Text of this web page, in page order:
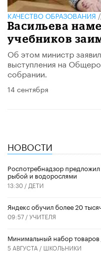
КАЧЕСТВО ОБРАЗОВАНИЯ
Васильева
учебников
Об этом министр
выступления на
собрании.
14 сентября
НОВОСТИ
Роспотребнадзор
рыбой и водорослями
13:30 / ДЕТИ
​Яндекс обучил более 20
09:57 /УЧИТЕЛЯ
Минимальный набор
5 АВГУСТА / ШКОЛЬНИКИ